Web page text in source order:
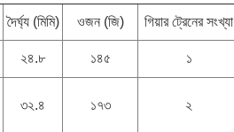
দৈর্ঘ্য (মিমি) ওজন (জি)
গিয়ার ট্রেনের সংখ্যা
২৪.৮ ১৪৫ ১
৩২.৪ ১৭৩ ২